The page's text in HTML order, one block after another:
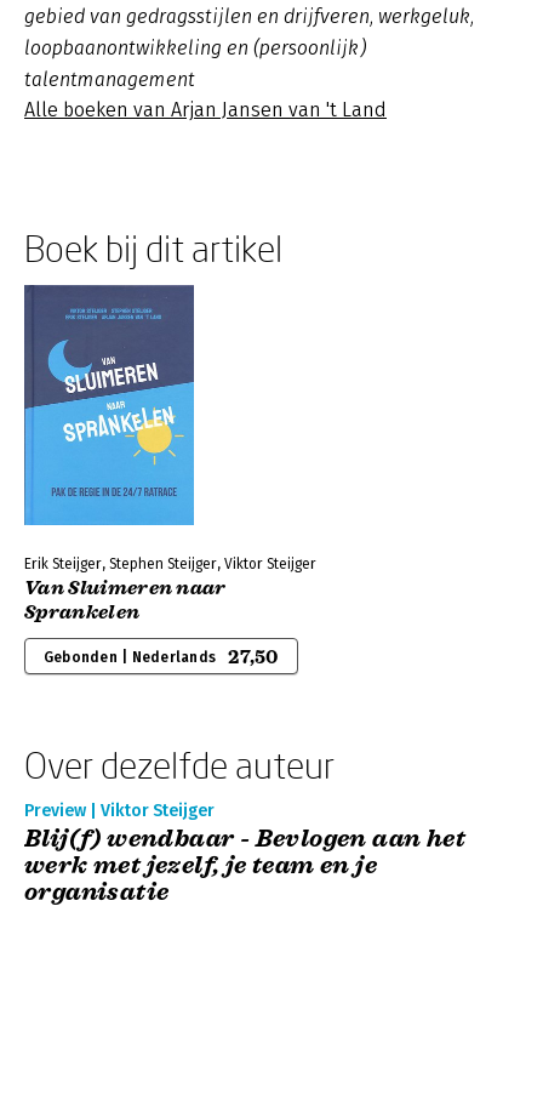
gebied van gedragsstijlen en drijfveren, werkgeluk,
loopbaanontwikkeling en (persoonlijk)
talentmanagement
Alle boeken van Arjan Jansen van 't Land
Boek bij dit artikel
Erik Steijger, Stephen Steijger, Viktor Steijger
Van Sluimeren naar
Sprankelen
Gebonden | Nederlands 27,50
Over dezelfde auteur
Preview | Viktor Steijger
Blij(f) wendbaar - Bevlogen aan het
werk met jezelf, je team en je
organisatie